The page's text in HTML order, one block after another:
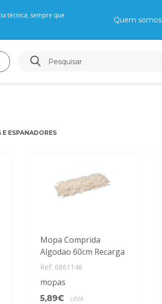
técnica, sempre que
Quem somos
E ESPANADORES
Mopa Comprida
Algodao 60cm Recarga
Ref: 6861146
mopas
5,89€ c/IVA